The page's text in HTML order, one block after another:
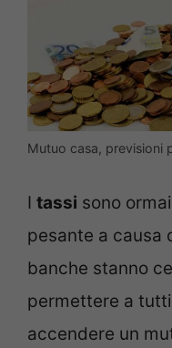
Mutuo casa, previsioni
I tassi sono
pesante a causa
banche stanno
permettere a
accendere un